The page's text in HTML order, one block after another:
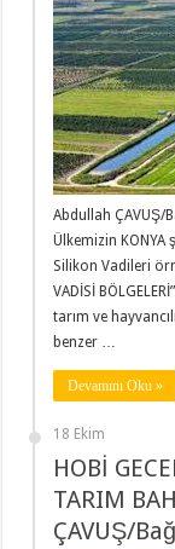
Abdullah ÇAVUŞ/
Ülkemizin KONYA
Silikon Vadileri
VADİSİ
tarım ve
benzer …
Devamını Oku »
18 Ekim
HOBİ
TARIM
ÇAVUŞ/